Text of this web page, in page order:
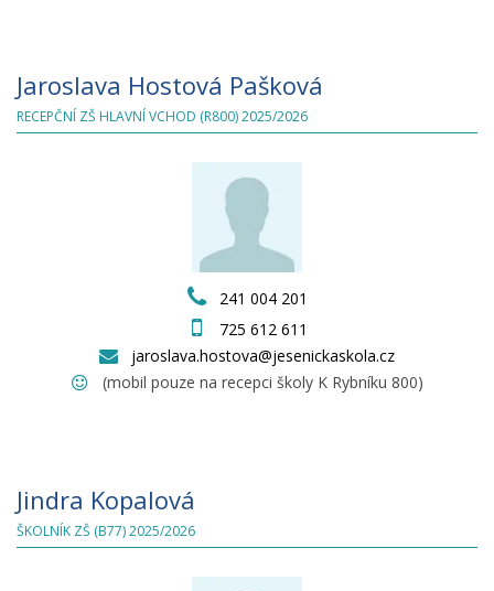
Jaroslava Hostová Pašková
RECEPČNÍ ZŠ HLAVNÍ VCHOD (R800) 2025/2026
241 004 201
725 612 611
jaroslava.hostova@jesenickaskola.cz
(mobil pouze na recepci školy K Rybníku 800)
Jindra Kopalová
ŠKOLNÍK ZŠ (B77) 2025/2026